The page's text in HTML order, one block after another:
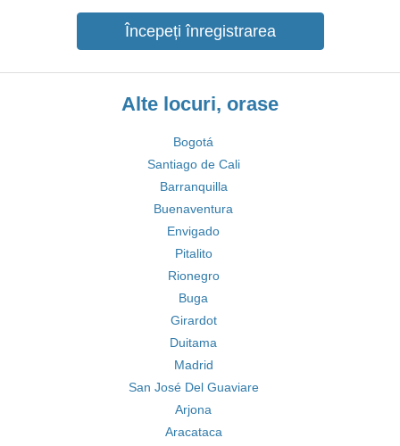
Începeți înregistrarea
Alte locuri, orase
Bogotá
Santiago de Cali
Barranquilla
Buenaventura
Envigado
Pitalito
Rionegro
Buga
Girardot
Duitama
Madrid
San José Del Guaviare
Arjona
Aracataca